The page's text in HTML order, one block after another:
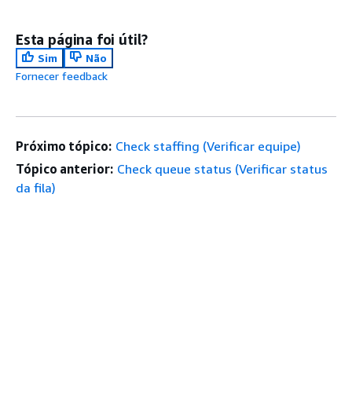
Esta página foi útil?
Sim
Não
Fornecer feedback
Próximo tópico: Check staffing (Verificar equipe)
Tópico anterior: Check queue status (Verificar status
da fila)